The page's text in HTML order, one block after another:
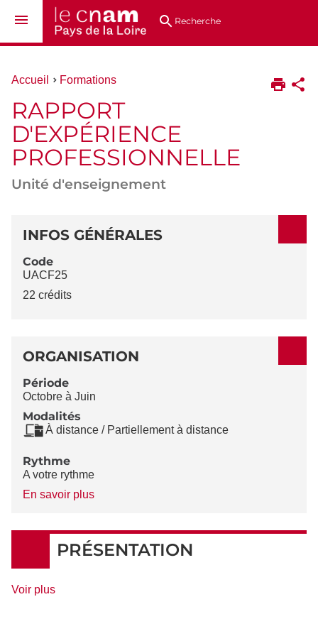
au
directsRecherche
Vous
ici :
Accueil Formations
RAPPORT
D'EXPÉRIENCE
PROFESSIONNELLE
Unité d'enseignement
DÉTAILS
INFOS GÉNÉRALES
Code
UACF25
22 crédits
ORGANISATION
Période
Octobre à Juin
Modalités
À distance / Partiellement à distance
Rythme
A votre rythme
En savoir plusà
Rythme
PRÉSENTATION
Voir plusde